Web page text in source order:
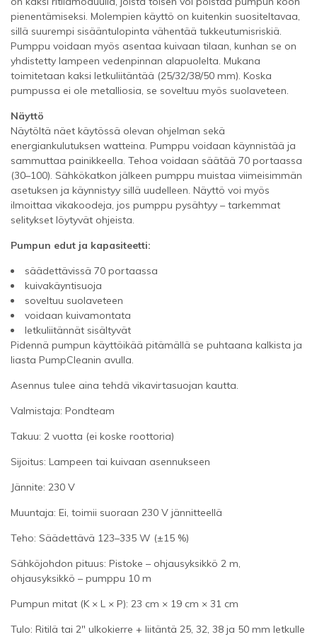
pienentämiseksi. Molempien käyttö on kuitenkin suositeltavaa,
sillä suurempi sisääntulopinta vähentää tukkeutumisriskiä.
Pumppu voidaan myös asentaa kuivaan tilaan, kunhan se on
yhdistetty lampeen vedenpinnan alapuolelta. Mukana
toimitetaan kaksi letkuliitäntää (25/32/38/50 mm). Koska
pumpussa ei ole metalliosia, se soveltuu myös suolaveteen.
Näyttö
Näytöltä näet käytössä olevan ohjelman sekä
energiankulutuksen watteina. Pumppu voidaan käynnistää ja
sammuttaa painikkeella. Tehoa voidaan säätää 70 portaassa
(30–100). Sähkökatkon jälkeen pumppu muistaa viimeisimmän
asetuksen ja käynnistyy sillä uudelleen. Näyttö voi myös
ilmoittaa vikakoodeja, jos pumppu pysähtyy – tarkemmat
selitykset löytyvät ohjeista.
Pumpun edut ja kapasiteetti:
säädettävissä 70 portaassa
kuivakäyntisuoja
soveltuu suolaveteen
voidaan kuivamontata
letkuliitännät sisältyvät
Pidennä pumpun käyttöikää pitämällä se puhtaana kalkista ja
liasta PumpCleanin avulla.
Asennus tulee aina tehdä vikavirtasuojan kautta.
Valmistaja: Pondteam
Takuu: 2 vuotta (ei koske roottoria)
Sijoitus: Lampeen tai kuivaan asennukseen
Jännite: 230 V
Muuntaja: Ei, toimii suoraan 230 V jännitteellä
Teho: Säädettävä 123–335 W (±15 %)
Sähköjohdon pituus: Pistoke – ohjausyksikkö 2 m,
ohjausyksikkö – pumppu 10 m
Pumpun mitat (K × L × P): 23 cm × 19 cm × 31 cm
Tulo: Ritilä tai 2" ulkokierre + liitäntä 25, 32, 38 ja 50 mm letkulle